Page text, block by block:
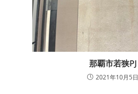
那覇市若狭PJ
2021年10月5日